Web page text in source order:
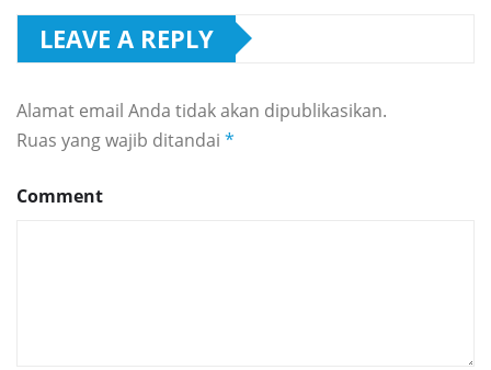
LEAVE A REPLY
Alamat email Anda tidak akan dipublikasikan.
Ruas yang wajib ditandai *
Comment